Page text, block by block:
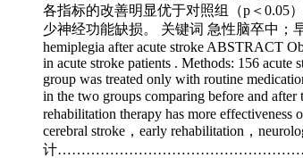
各指标的改善明显优于对照组（p＜0.05
少神经功能缺损。 关键词 急性脑卒中；
hemiplegia after acute stroke ABSTRACT
in acute stroke patients . Methods: 156
group was treated only with routine
in the two groups comparing before and
rehabilitation therapy has more
cerebral stroke，early rehabilitation，
计